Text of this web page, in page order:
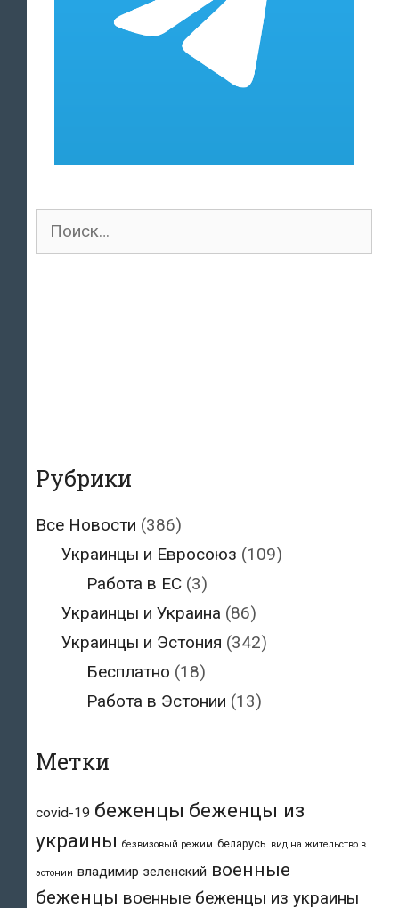
Поиск
Рубрики
Все Новости (386)
Украинцы и Евросоюз (109)
Работа в ЕС (3)
Украинцы и Украина (86)
Украинцы и Эстония (342)
Бесплатно (18)
Работа в Эстонии (13)
Метки
covid-19 беженцы беженцы из
украины безвизовый режим беларусь вид на жительство в
эстонии владимир зеленский военные
беженцы военные беженцы из украины